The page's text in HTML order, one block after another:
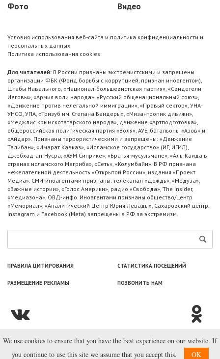
Фото
Видео
Условия использования веб-сайта и политика конфиденциальности и
персональных данных
Политика использования cookies
Для читателей: В России признаны экстремистскими и запрещены
организации ФБК (Фонд борьбы с коррупцией, признан иноагентом),
Штабы Навального, «Национал-большевистская партия», «Свидетели
Иеговы», «Армия воли народа», «Русский общенациональный союз»,
«Движение против нелегальной иммиграции», «Правый сектор», УНА-
УНСО, УПА, «Тризуб им. Степана Бандеры», «Мизантропик дивижн»,
«Меджлис крымскотатарского народа», движение «Артподготовка»,
общероссийская политическая партия «Воля», АУЕ, батальоны «Азов» и
«Айдар». Признаны террористическими и запрещены: «Движение
Талибан», «Имарат Кавказ», «Исламское государство» (ИГ, ИГИЛ),
Джебхад-ан-Нусра, «АУМ Синрике», «Братья-мусульмане», «Аль-Каида в
странах исламского Магриба», «Сеть», «Колумбайн». В РФ признана
нежелательной деятельность «Открытой России», издания «Проект
Медиа». СМИ-иноагентами признаны: телеканал «Дождь», «Медуза»,
«Важные истории», «Голос Америки», радио «Свобода», The Insider,
«Медиазона», ОВД-инфо. Иноагентами признаны общество/центр
«Мемориал», «Аналитический Центр Юрия Левады», Сахаровский центр.
Instagram и Facebook (Metа) запрещены в РФ за экстремизм.
ПРАВИЛА ЦИТИРОВАНИЯ СТАТИСТИКА ПОСЕЩЕНИЙ
РАЗМЕЩЕНИЕ РЕКЛАМЫ ПОЗВОНИТЬ НАМ
© ООО «Лаборатория Новоcтей», 2003—2026.
We use cookies to ensure that you have the best experience on our website. If
you continue to use this site we assume that you accept this.
OK